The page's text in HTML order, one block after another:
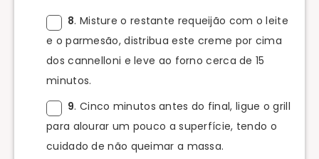
8. Misture o restante requeijão com o leite
e o parmesão, distribua este creme por cima
dos cannelloni e leve ao forno cerca de 15
minutos.
9. Cinco minutos antes do final, ligue o grill
para alourar um pouco a superfície, tendo o
cuidado de não queimar a massa.